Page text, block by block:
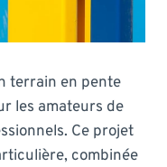
terrain en pente
les amateurs de
Ce projet
combinée